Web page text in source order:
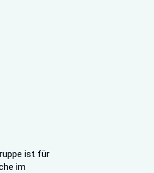
ist für
im